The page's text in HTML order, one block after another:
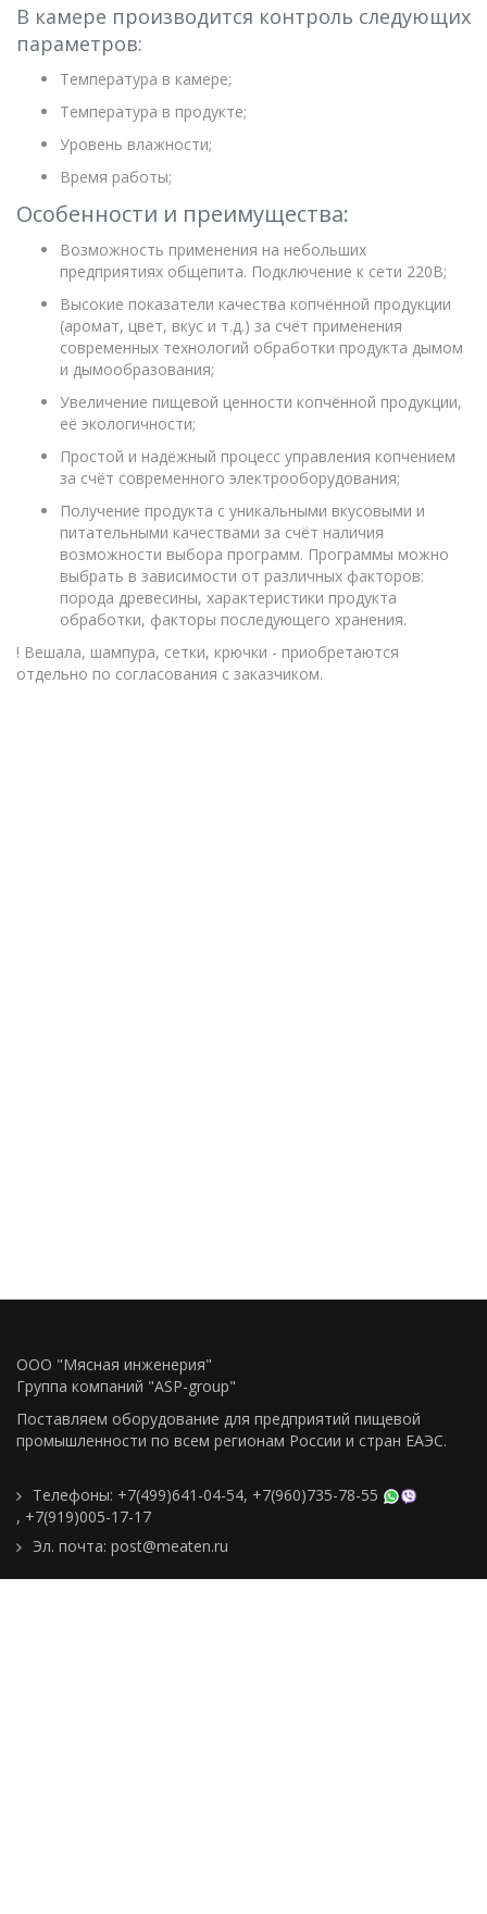
В камере производится контроль следующих
параметров:
Температура в камере;
Температура в продукте;
Уровень влажности;
Время работы;
Особенности и преимущества:
Возможность применения на небольших
предприятиях общепита. Подключение к сети 220В;
Высокие показатели качества копчённой продукции
(аромат, цвет, вкус и т.д.) за счёт применения
современных технологий обработки продукта дымом
и дымообразования;
Увеличение пищевой ценности копчённой продукции,
её экологичности;
Простой и надёжный процесс управления копчением
за счёт современного электрооборудования;
Получение продукта с уникальными вкусовыми и
питательными качествами за счёт наличия
возможности выбора программ. Программы можно
выбрать в зависимости от различных факторов:
порода древесины, характеристики продукта
обработки, факторы последующего хранения.
! Вешала, шампура, сетки, крючки - приобретаются
отдельно по согласования с заказчиком.
ООО "Мясная инженерия"
Группа компаний "ASP-group"
Поставляем оборудование для предприятий пищевой
промышленности по всем регионам Росcии и стран ЕАЭС.
Телефоны: +7(499)641-04-54, +7(960)735-78-55
, +7(919)005-17-17
Эл. почта: post@meaten.ru